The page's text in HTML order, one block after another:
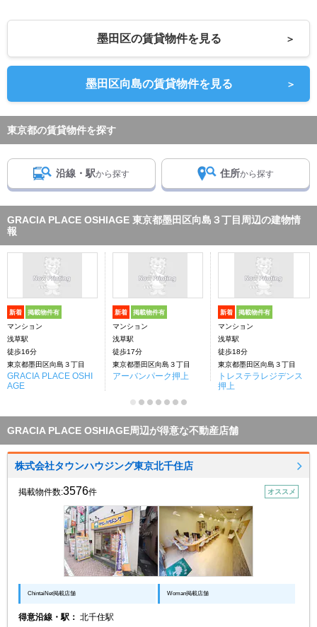
墨田区の賃貸物件を見る ＞
墨田区向島の賃貸物件を見る ＞
東京都の賃貸物件を探す
沿線・駅から探す 住所から探す
GRACIA PLACE OSHIAGE 東京都墨田区向島３丁目周辺の建物情
報
新着 掲載物件有
マンション
浅草駅
徒歩16分
東京都墨田区向島３丁目
GRACIA PLACE OSHI
AGE
新着 掲載物件有
マンション
浅草駅
徒歩17分
東京都墨田区向島３丁目
アーバンパーク押上
新着 掲載物件有
マンション
浅草駅
徒歩18分
東京都墨田区向島３丁目
トレステラレジデンス
押上
GRACIA PLACE OSHIAGE周辺が得意な不動産店舗
株式会社タウンハウジング東京北千住店
掲載物件数:3576件 オススメ
ChintaiNet掲載店舗 Woman掲載店舗
得意沿線・駅： 北千住駅